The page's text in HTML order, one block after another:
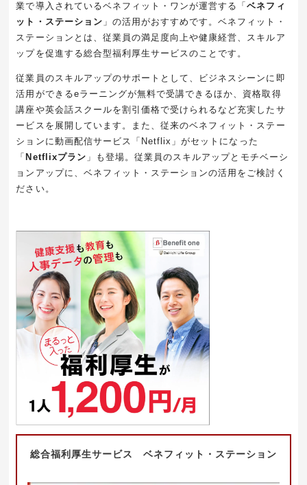
業で導入されているベネフィット・ワンが運営する「ベネフィ
ット・ステーション 」の活用がおすすめです。ベネフィット・
ステーションとは、従業員の満足度向上や健康経営、スキルア
ップを促進する総合型福利厚生サービスのことです。
従業員のスキルアップのサポートとして、ビジネスシーンに即
活用ができるeラーニングが無料で受講できるほか、資格取得
講座や英会話スクールを割引価格で受けられるなど充実したサ
ービスを展開しています。また、従来のベネフィット・ステー
ションに動画配信サービス「Netflix」がセットになった
「 Netflixプラン 」も登場。従業員のスキルアップとモチベーシ
ョンアップに、ベネフィット・ステーションの活用をご検討く
ださい。
総合福利厚生サービス ベネフィット・ステーション